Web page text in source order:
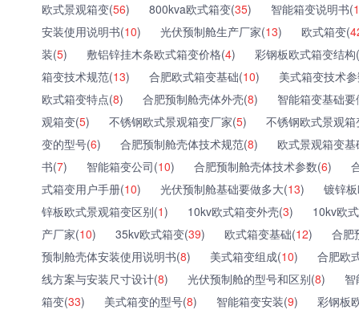
欧式景观箱变(56) 800kva欧式箱变(35) 智能箱变说明书(
安装使用说明书(10) 光伏预制舱生产厂家(13) 欧式箱变(
装(5) 敷铝锌挂木条欧式箱变价格(4)
彩钢板欧式箱变结构(
箱变技术规范(13) 合肥欧式箱变基础(10)
美式箱变技术
欧式箱变特点(8) 合肥预制舱壳体外壳(8)
智能箱变基础
观箱变(5) 不锈钢欧式景观箱变厂家(5)
不锈钢欧式景观
变的型号(6) 合肥预制舱壳体技术规范(8)
欧式景观箱变基
书(7) 智能箱变公司(10) 合肥预制舱壳体技术参数(6)
式箱变用户手册(10) 光伏预制舱基础要做多大(13)
镀锌
锌板欧式景观箱变区别(1) 10kv欧式箱变外壳(3)
10kv欧
产厂家(10) 35kv欧式箱变(39) 欧式箱变基础(12)
合肥
预制舱壳体安装使用说明书(8) 美式箱变组成(10)
合肥欧
线方案与安装尺寸设计(8) 光伏预制舱的型号和区别(8)
箱变(33) 美式箱变的型号(8) 智能箱变安装(9)
彩钢板